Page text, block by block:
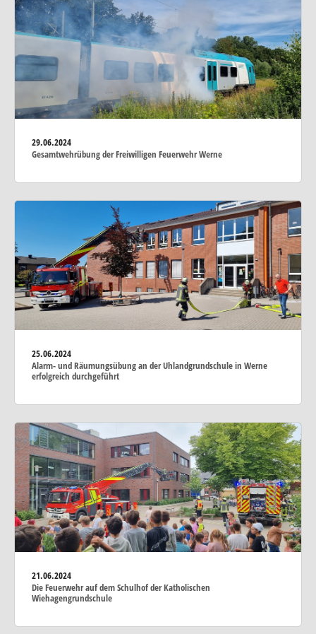
29.06.2024
Gesamtwehrübung der Freiwilligen Feuerwehr Werne
25.06.2024
Alarm- und Räumungsübung an der Uhlandgrundschule in Werne
erfolgreich durchgeführt
21.06.2024
Die Feuerwehr auf dem Schulhof der Katholischen
Wiehagengrundschule